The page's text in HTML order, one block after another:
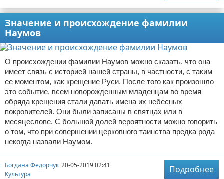
Значение и происхождение фамилии
Наумов
О происхождении фамилии Наумов можно сказать, что она
имеет связь с историей нашей страны, в частности, с таким
ее моментом, как крещение Руси. После того как произошло
это событие, всем новорожденным младенцам во время
обряда крещения стали давать имена их небесных
покровителей. Они были записаны в святцах или в
месяцеслове. С большой долей вероятности можно говорить
о том, что при совершении церковного таинства предка рода
некогда назвали Наумом.
Богдана Федорчук 20-05-2019 02:41
Культура
Подробнее